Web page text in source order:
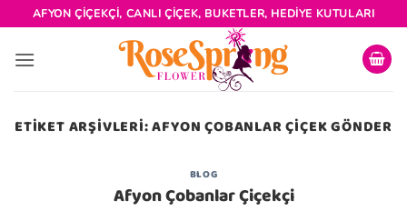
İçeriğe
atla
AFYON ÇIÇEKÇI, CANLI ÇIÇEK, BUKETLER, HEDIYE KUTULARI
ETIKET ARŞIVLERI:AFYON ÇOBANLAR ÇIÇEK GÖNDER
BLOG
Afyon Çobanlar Çiçekçi